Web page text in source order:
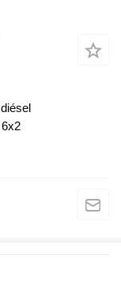
diésel
6x2